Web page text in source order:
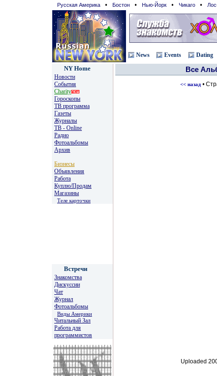
Русская Америка • Бостон • Нью-Йорк • Чикаго •
News Events Dating
NY Home
Новости
События
Charity
Гороскопы
TВ программа
Газеты
Журналы
ТВ - Online
Радио
Фотоальбомы
Архив
Бизнесы
Объявления
Работа
Куплю/Продам
Магазины
Теле карточки
Встречи
Знакомства
Дискуссии
Чат
Журнал
Фотоальбомы
Виды Америки
Читальный Зал
Работа для
программистов
Все
<< назад•
Uploaded